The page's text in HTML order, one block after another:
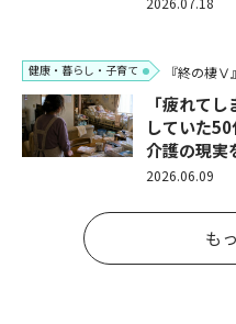
健康・暮らし・子育て 『終の棲Ⅴ』
「疲れて
していた
介護の現実
2026.06.09
も